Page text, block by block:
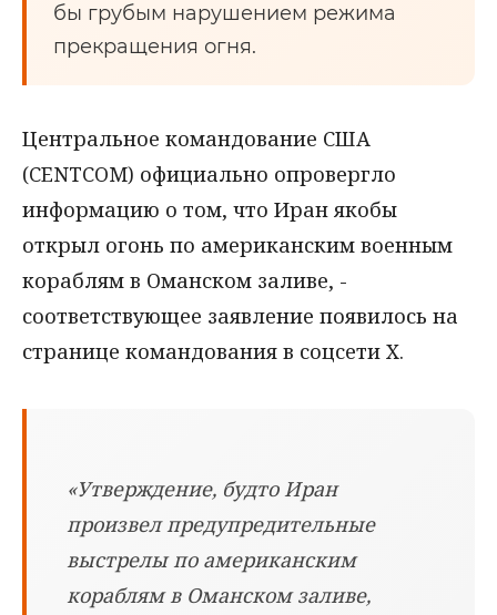
бы грубым нарушением режима
прекращения огня.
Центральное командование США
(CENTCOM) официально опровергло
информацию о том, что Иран якобы
открыл огонь по американским военным
кораблям в Оманском заливе, -
соответствующее заявление появилось на
странице командования в соцсети X.
«Утверждение, будто Иран
произвел предупредительные
выстрелы по американским
кораблям в Оманском заливе,